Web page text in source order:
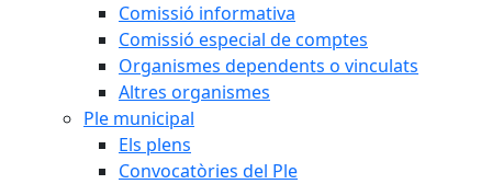
Comissió informativa
Comissió especial de comptes
Organismes dependents o vinculats
Altres organismes
Ple municipal
Els plens
Convocatòries del Ple